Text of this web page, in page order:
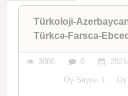
Türkoloji-
Türkcə-Farsca-
3086 0
Oy Sayısı 1